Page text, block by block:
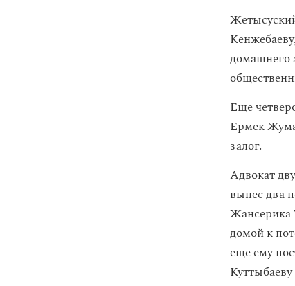
домашнего
Еще
Ермек
залог.
Адвокат
вынес два
Жансерика
домой к
еще ему
Куттыбаеву